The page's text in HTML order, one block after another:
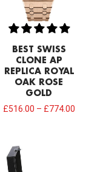
BEST SWISS
CLONE AP
REPLICA ROYAL
OAK ROSE
GOLD
£516.00 – £774.00